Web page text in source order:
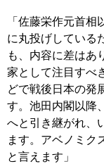
「佐藤栄作元首
に丸投げしている
も、内容に差はあ
家として注目すべ
どで戦後日本の発
す。池田内閣以降
へと引き継がれ、
ます。アベノミク
と言えます」